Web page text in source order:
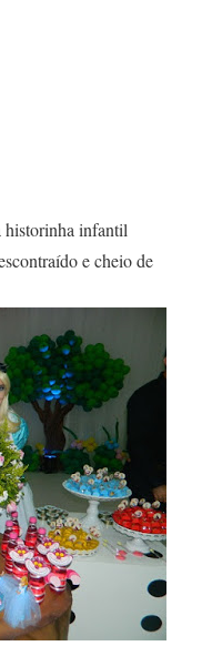
historinha infantil
e cheio de